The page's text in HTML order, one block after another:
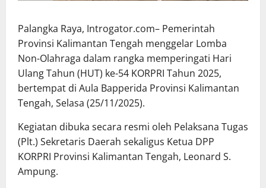
Palangka Raya, Introgator.com– Pemerintah
Provinsi Kalimantan Tengah menggelar Lomba
Non-Olahraga dalam rangka memperingati Hari
Ulang Tahun (HUT) ke-54 KORPRI Tahun 2025,
bertempat di Aula Bapperida Provinsi Kalimantan
Tengah, Selasa (25/11/2025).
Kegiatan dibuka secara resmi oleh Pelaksana Tugas
(Plt.) Sekretaris Daerah sekaligus Ketua DPP
KORPRI Provinsi Kalimantan Tengah, Leonard S.
Ampung.